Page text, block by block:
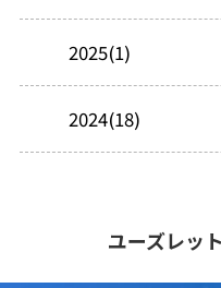
2025(1)
2024(18)
ユーズレッ